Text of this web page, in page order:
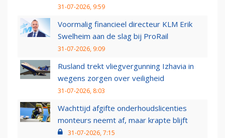
31-07-2026, 9:59
Voormalig financieel directeur KLM Erik
Swelheim aan de slag bij ProRail
31-07-2026, 9:09
Rusland trekt vliegvergunning Izhavia in
wegens zorgen over veiligheid
31-07-2026, 8:03
Wachttijd afgifte onderhoudslicenties
monteurs neemt af, maar krapte blijft
31-07-2026, 7:15